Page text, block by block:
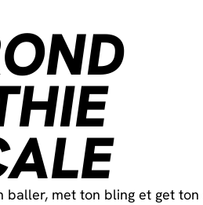
baller, met ton bling et get